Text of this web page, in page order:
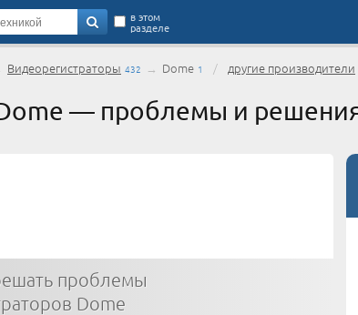
в этом
разделе
Видеорегистраторы 432 → Dome 1 / другие производители
— проблемы и
проблемы
Dome